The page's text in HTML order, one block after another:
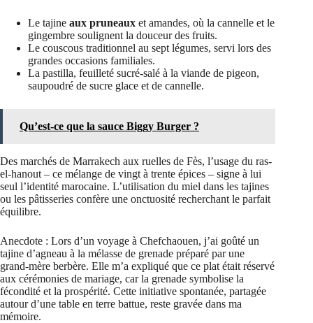
Le tajine aux pruneaux et amandes, où la cannelle et le
gingembre soulignent la douceur des fruits.
Le couscous traditionnel au sept légumes, servi lors des
grandes occasions familiales.
La pastilla, feuilleté sucré-salé à la viande de pigeon,
saupoudré de sucre glace et de cannelle.
Qu’est-ce que la sauce Biggy Burger ?
Des marchés de Marrakech aux ruelles de Fès, l’usage du ras-
el-hanout – ce mélange de vingt à trente épices – signe à lui
seul l’identité marocaine. L’utilisation du miel dans les tajines
ou les pâtisseries confère une onctuosité recherchant le parfait
équilibre.
Anecdote : Lors d’un voyage à Chefchaouen, j’ai goûté un
tajine d’agneau à la mélasse de grenade préparé par une
grand-mère berbère. Elle m’a expliqué que ce plat était réservé
aux cérémonies de mariage, car la grenade symbolise la
fécondité et la prospérité. Cette initiative spontanée, partagée
autour d’une table en terre battue, reste gravée dans ma
mémoire.